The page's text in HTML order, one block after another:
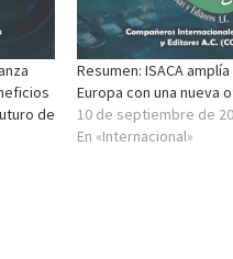
de
Resumen: ISACA
Europa con una nueva
10 de septiembre de
En «Internacional»